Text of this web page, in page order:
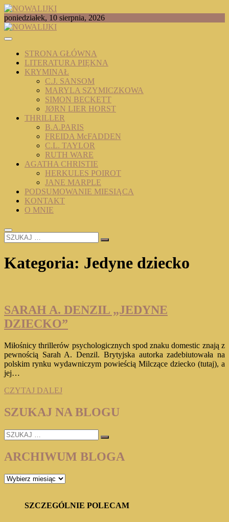
Skip
to
content
NOWALIJKI
TOMASZ RADOCHOŃSKI PISZE O KSIĄŻKACH
poniedziałek, 10 sierpnia, 2026
STRONA GŁÓWNA
LITERATURA PIĘKNA
KRYMINAŁ
C.J. SANSOM
MARYLA SZYMICZKOWA
SIMON BECKETT
JØRN LIER HORST
THRILLER
B.A.PARIS
FREIDA McFADDEN
C.L. TAYLOR
RUTH WARE
AGATHA CHRISTIE
HERKULES POIROT
JANE MARPLE
PODSUMOWANIE MIESIĄCA
KONTAKT
O MNIE
SZUKAJ
…
Kategoria: Jedyne dziecko
SARAH A. DENZIL „JEDYNE
DZIECKO”
Miłośnicy thrillerów psychologicznych spod znaku domestic znają z
pewnością Sarah A. Denzil. Brytyjska autorka zadebiutowała na
polskim rynku wydawniczym powieścią Milczące dziecko (tutaj), a
jej…
CZYTAJ DALEJSARAH
DENZIL
„JEDYNE
SZUKAJ NA BLOGU
SZUKAJ
…
ARCHIWUM BLOGA
ARCHIWUM
SZCZEGÓLNIE POLECAM